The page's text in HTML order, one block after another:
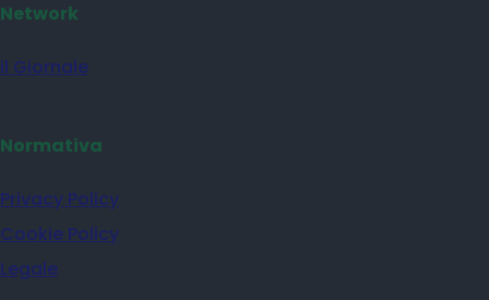
Network
il Giornale
Normativa
Privacy Policy
Cookie Policy
Legale